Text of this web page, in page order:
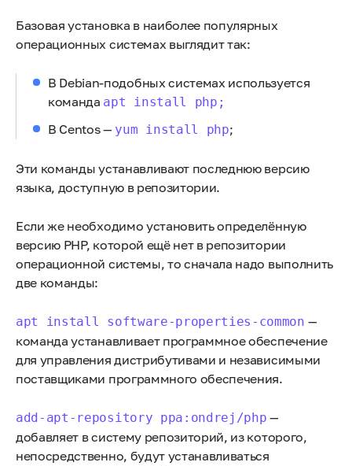
Базовая установка в наиболее популярных
операционных системах выглядит так:
В Debian-подобных системах используется
команда apt install php;
В Centos — yum install php;
Эти команды устанавливают последнюю версию
языка, доступную в репозитории.
Если же необходимо установить определённую
версию PHP, которой ещё нет в репозитории
операционной системы, то сначала надо выполнить
две команды:
apt install software-properties-common —
команда устанавливает программное обеспечение
для управления дистрибутивами и независимыми
поставщиками программного обеспечения.
add-apt-repository ppa:ondrej/php —
добавляет в систему репозиторий, из которого,
непосредственно, будут устанавливаться